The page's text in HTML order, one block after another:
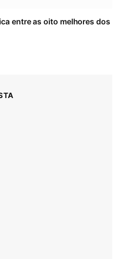
entre as oito melhores dos